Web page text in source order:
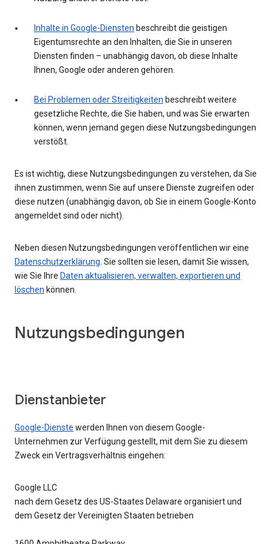
Inhalte in Google-Diensten beschreibt die geistigen
Eigentumsrechte an den Inhalten, die Sie in unseren
Diensten finden – unabhängig davon, ob diese Inhalte
Ihnen, Google oder anderen gehören.
Bei Problemen oder Streitigkeiten beschreibt weitere
gesetzliche Rechte, die Sie haben, und was Sie erwarten
können, wenn jemand gegen diese Nutzungsbedingungen
verstößt.
Es ist wichtig, diese Nutzungsbedingungen zu verstehen, da Sie
ihnen zustimmen, wenn Sie auf unsere Dienste zugreifen oder
diese nutzen (unabhängig davon, ob Sie in einem Google-Konto
angemeldet sind oder nicht).
Neben diesen Nutzungsbedingungen veröffentlichen wir eine
Datenschutzerklärung . Sie sollten sie lesen, damit Sie wissen,
wie Sie Ihre Daten aktualisieren, verwalten, exportieren und
löschen können.
Nutzungsbedingungen
Dienstanbieter
Google-Dienste werden Ihnen von diesem Google-
Unternehmen zur Verfügung gestellt, mit dem Sie zu diesem
Zweck ein Vertragsverhältnis eingehen:
Google LLC
nach dem Gesetz des US-Staates Delaware organisiert und
dem Gesetz der Vereinigten Staaten betrieben